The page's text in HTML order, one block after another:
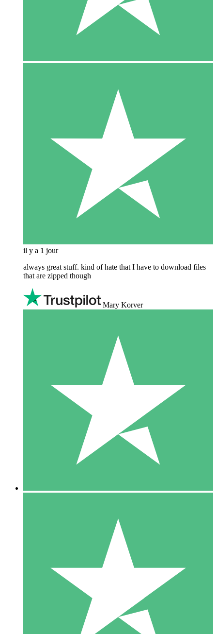
il y a 1 jour
always great stuff. kind of hate that I have to download files
that are zipped though
Mary Korver